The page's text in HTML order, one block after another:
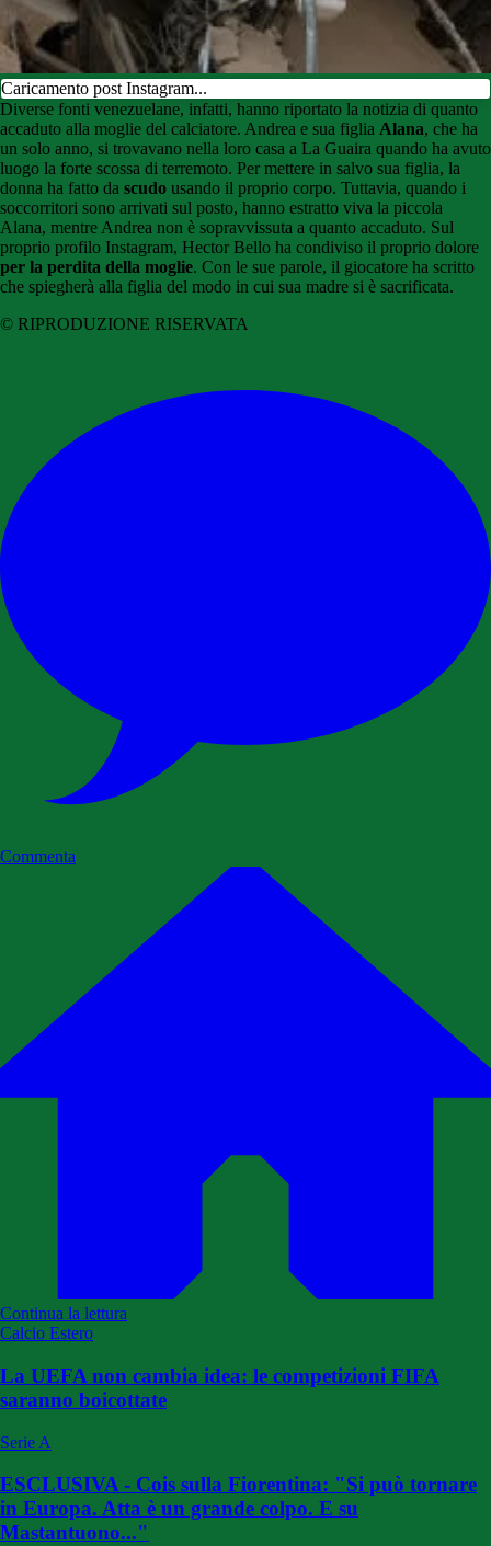
Caricamento post Instagram...
Diverse fonti venezuelane, infatti, hanno riportato la notizia di quanto
accaduto alla moglie del calciatore. Andrea e sua figlia Alana, che ha
un solo anno, si trovavano nella loro casa a La Guaira quando ha avuto
luogo la forte scossa di terremoto. Per mettere in salvo sua figlia, la
donna ha fatto da scudo usando il proprio corpo. Tuttavia, quando i
soccorritori sono arrivati sul posto, hanno estratto viva la piccola
Alana, mentre Andrea non è sopravvissuta a quanto accaduto. Sul
proprio profilo Instagram, Hector Bello ha condiviso il proprio dolore
per la perdita della moglie. Con le sue parole, il giocatore ha scritto
che spiegherà alla figlia del modo in cui sua madre si è sacrificata.
© RIPRODUZIONE RISERVATA
Commenta
Continua la lettura
Calcio Estero
La UEFA non cambia idea: le competizioni FIFA
saranno boicottate
Serie A
ESCLUSIVA - Cois sulla Fiorentina: "Si può tornare
in Europa. Atta è un grande colpo. E su
Mastantuono..."